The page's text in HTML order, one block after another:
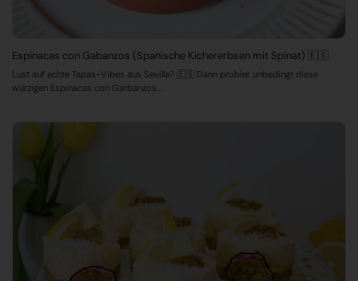
Espinacas con Gabanzos (Spanische Kichererbsen mit Spinat) 🇪🇸
Lust auf echte Tapas-Vibes aus Sevilla? 🇪🇸 Dann probier unbedingt diese
würzigen Espinacas con Garbanzos...